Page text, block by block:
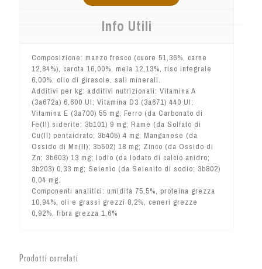
Info Utili
Composizione: manzo fresco (cuore 51,36%, carne
12,84%), carota 16,00%, mela 12,13%, riso integrale
6,00%, olio di girasole, sali minerali.
Additivi per kg: additivi nutrizionali: Vitamina A
(3a672a) 6.600 UI; Vitamina D3 (3a671) 440 UI;
Vitamina E (3a700) 55 mg; Ferro (da Carbonato di
Fe(II) siderite; 3b101) 9 mg; Rame (da Solfato di
Cu(II) pentaidrato; 3b405) 4 mg; Manganese (da
Ossido di Mn(II); 3b502) 18 mg; Zinco (da Ossido di
Zn; 3b603) 13 mg; Iodio (da Iodato di calcio anidro;
3b203) 0,33 mg; Selenio (da Selenito di sodio; 3b802)
0,04 mg.
Componenti analitici: umidità 75,5%, proteina grezza
10,94%, oli e grassi grezzi 8,2%, ceneri grezze
0,92%, fibra grezza 1,6%
Prodotti correlati